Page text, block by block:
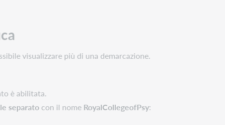
visualizzare più di una demarcazione.
è abilitata.
separato con il nome RoyalCollegeofPsy: